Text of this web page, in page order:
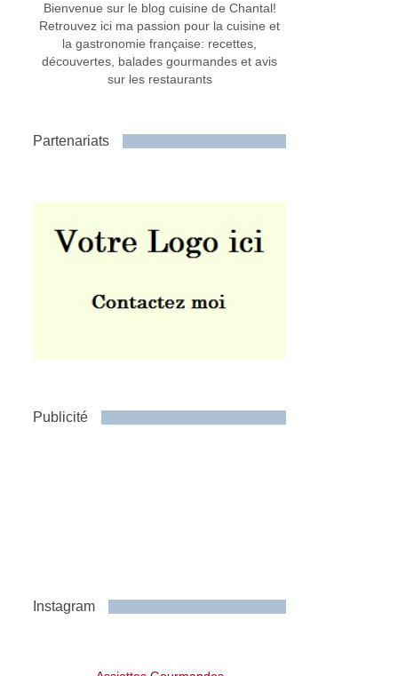
Bienvenue sur le blog cuisine de Chantal!
Retrouvez ici ma passion pour la cuisine et
la gastronomie française: recettes,
découvertes, balades gourmandes et avis
sur les restaurants
Partenariats
Publicité
Instagram